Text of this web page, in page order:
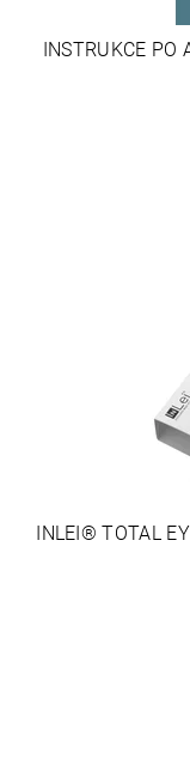
INSTRUKCE PO
INLEI® TOTAL